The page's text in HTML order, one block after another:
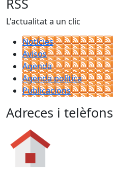
RSS
L'actualitat a un clic
Notícies
Avisos
Agenda
Agenda política
Publicacions
Adreces i telèfons